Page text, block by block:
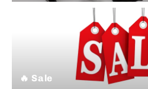
🔥 Sale